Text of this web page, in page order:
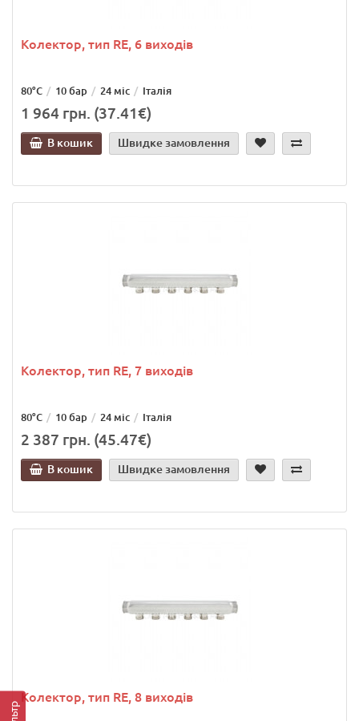
Колектор, тип RE, 6 виходів
80°C 10 бар 24 міс Італія
1 964 грн. (37.41€)
В кошик Швидке замовлення
Колектор, тип RE, 7 виходів
80°C 10 бар 24 міс Італія
2 387 грн. (45.47€)
В кошик Швидке замовлення
Колектор, тип RE, 8 виходів